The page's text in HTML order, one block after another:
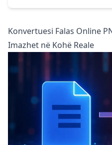
Konvertuesi Falas Online
Imazhet në Kohë Reale